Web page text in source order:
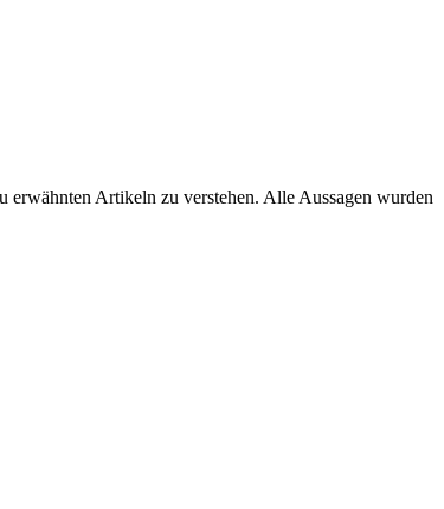
Artikeln zu verstehen. Alle Aussagen wurden